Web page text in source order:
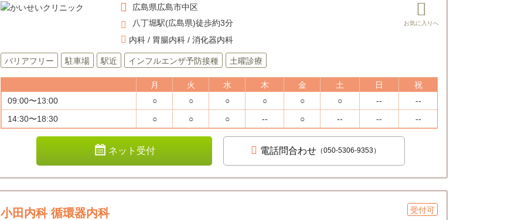
広島県広島市中区
八丁堀駅(広島県)徒歩約3分
内科 / 胃腸内科 / 消化器内科
バリアフリー 駐車場 駅近 インフルエンザ予防接種 土曜診療
月 火 水 木 金 土 日
祝
09:00〜13:00
○ ○ ○ ○ ○ ○ --
--
14:30〜18:30
○ ○ ○ -- ○ -- -- --
ネット受付 電話問合わせ （050-5306-9353）
受付可
小田内科 循環器内科